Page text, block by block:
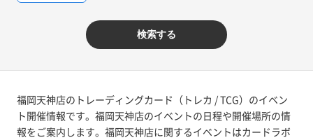
検索する
福岡天神店のトレーディングカード（トレカ / TCG）のイベン
ト開催情報です。福岡天神店のイベントの日程や開催場所の情
報をご案内します。福岡天神店に関するイベントはカードラボ